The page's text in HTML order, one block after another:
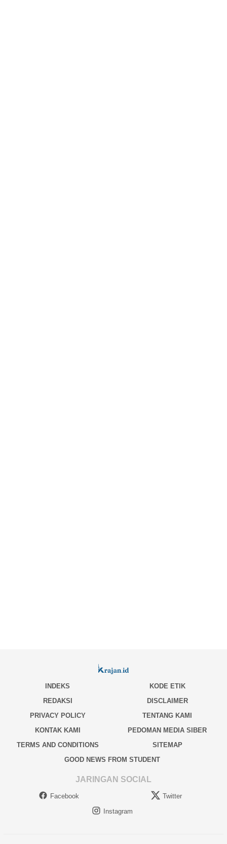
INDEKS
KODE ETIK
REDAKSI
DISCLAIMER
PRIVACY POLICY
TENTANG KAMI
KONTAK KAMI
PEDOMAN MEDIA SIBER
TERMS AND CONDITIONS
SITEMAP
GOOD NEWS FROM STUDENT
JARINGAN SOCIAL
Facebook
Twitter
Instagram